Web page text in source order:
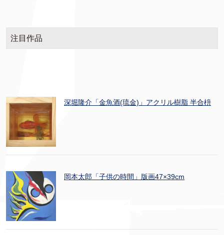
注目作品
深堀隆介「金魚酒(琉金)」アクリル樹脂 半合枡
岡本太郎「子供の時間」版画47×39cm